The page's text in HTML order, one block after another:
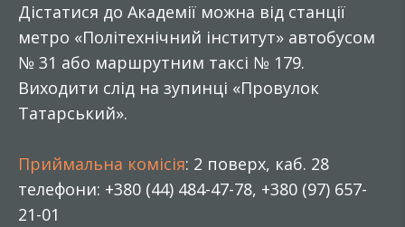
Дістатися до Академії можна від станції
метро «Політехнічний інститут» автобусом
№ 31 або маршрутним таксі № 179.
Виходити слід на зупинці «Провулок
Татарський».
Приймальна комісія: 2 поверх, каб. 28
телефони: +380 (44) 484-47-78, +380 (97) 657-
21-01